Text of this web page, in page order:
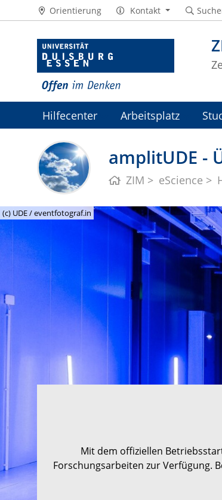
Orientierung Kontakt
Hilfecenter Arbeitsplatz
ZIM-Intranet
amplitUDE -
ZIM eScience
(c) UDE / eventfotograf.in
Mit dem offiziellen
Forschungsarbeiten zur Verfügung.